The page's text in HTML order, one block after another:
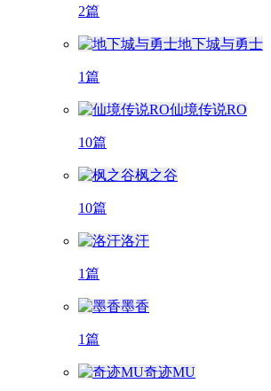
2篇
地下城与勇士
1篇
仙境传说RO
10篇
枫之谷
10篇
洛汗
1篇
墨香
1篇
奇迹MU